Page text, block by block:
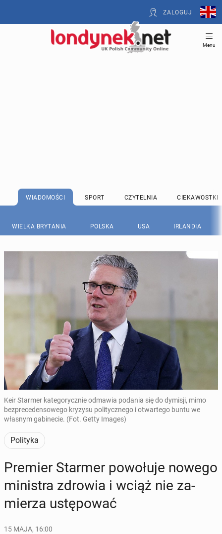
ZALOGUJ
Menu
WIADOMOŚCI SPORT CZYTELNIA CIEKAWOSTKI
WIELKA BRYTANIA POLSKA USA IRLANDIA
Keir Starmer kategorycznie odmawia podania się do dymisji, mimo
bezprecedensowego kryzysu politycznego i otwartego buntu we
własnym gabinecie. (Fot. Getty Images)
Polityka
Premier Starmer po­wo­łu­je nowego
mi­ni­stra zdrowia i wciąż nie za­
mie­rza ustę­po­wać
15 MAJA, 16:00